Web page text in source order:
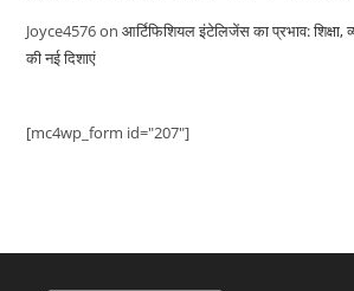
Joyce4576onआर्टिफिशियल इंटेलिजेंस का प्रभाव:
की नई दिशाएं
[mc4wp_form id="207"]